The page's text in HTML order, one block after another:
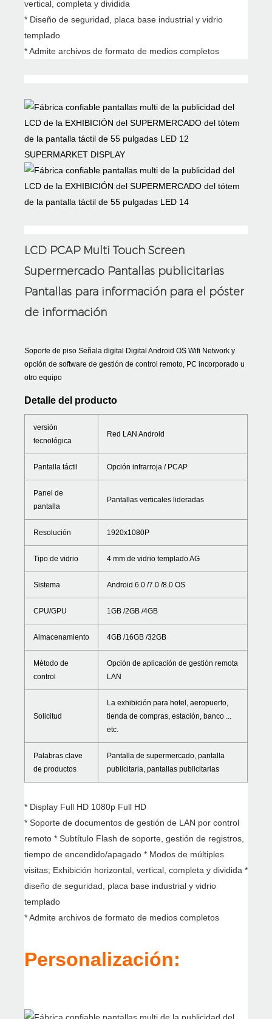
vertical, completa y dividida
* Diseño de seguridad, placa base industrial y vidrio
templado
* Admite archivos de formato de medios completos
SUPERMARKET DISPLAY
LCD PCAP Multi Touch Screen
Supermercado Pantallas publicitarias
Pantallas para información para el póster
de información
Soporte de piso Señala digital Digital Android OS Wifi Network y
opción de software de gestión de control remoto, PC incorporado u
otro equipo
Detalle del producto
versión
tecnológica
Red LAN Android
Pantalla táctil Opción infrarroja / PCAP
Panel de
pantalla
Pantallas verticales lideradas
Resolución 1920x1080P
Tipo de vidrio 4 mm de vidrio templado AG
Sistema Android 6.0 /7.0 /8.0 OS
CPU/GPU 1GB /2GB /4GB
Almacenamiento 4GB /16GB /32GB
Método de
control
Opción de aplicación de gestión remota
LAN
Solicitud
La exhibición para hotel, aeropuerto,
tienda de compras, estación, banco ...
etc.
Palabras clave
de productos
Pantalla de supermercado, pantalla
publicitaria, pantallas publicitarias
* Display Full HD 1080p Full HD
* Soporte de documentos de gestión de LAN por control
remoto * Subtítulo Flash de soporte, gestión de registros,
tiempo de encendido/apagado * Modos de múltiples
visitas; Exhibición horizontal, vertical, completa y dividida *
diseño de seguridad, placa base industrial y vidrio
templado
* Admite archivos de formato de medios completos
Personalización: